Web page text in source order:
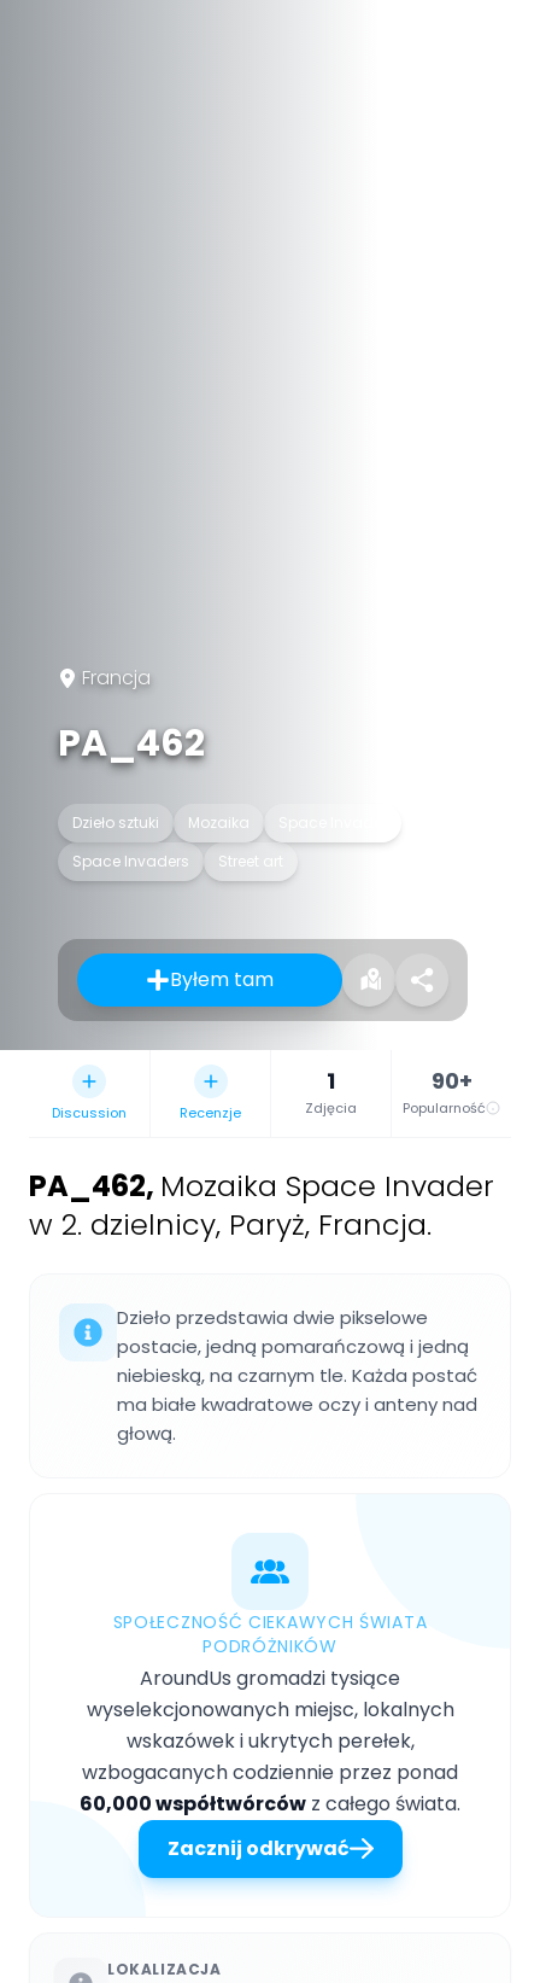
Francja
PA_462
Dzieło sztuki Mozaika
Space Invaders
Street art
Byłem tam
Discussion Recenzje
1
Zdjęcia
90+
Popularność
PA_462, Mozaika Space Invader
w 2. dzielnicy, Paryż, Francja.
Dzieło przedstawia dwie pikselowe
postacie, jedną pomarańczową i jedną
niebieską, na czarnym tle. Każda postać
ma białe kwadratowe oczy i anteny nad
głową.
SPOŁECZNOŚĆ CIEKAWYCH ŚWIATA
PODRÓŻNIKÓW
AroundUs gromadzi tysiące
wyselekcjonowanych miejsc, lokalnych
wskazówek i ukrytych perełek,
wzbogacanych codziennie przez ponad
60,000 współtwórców z całego świata.
Zacznij odkrywać
LOKALIZACJA